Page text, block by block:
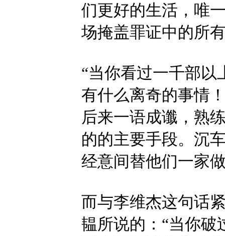
们更好的生活，唯
场掩盖罪证中的所
“当你看过一千部
有什么离奇的事情
后来一语成谶，熟
的的主要手段。沉
经意间替他们一家
而与李维杰这句话
韫所说的：“当你破